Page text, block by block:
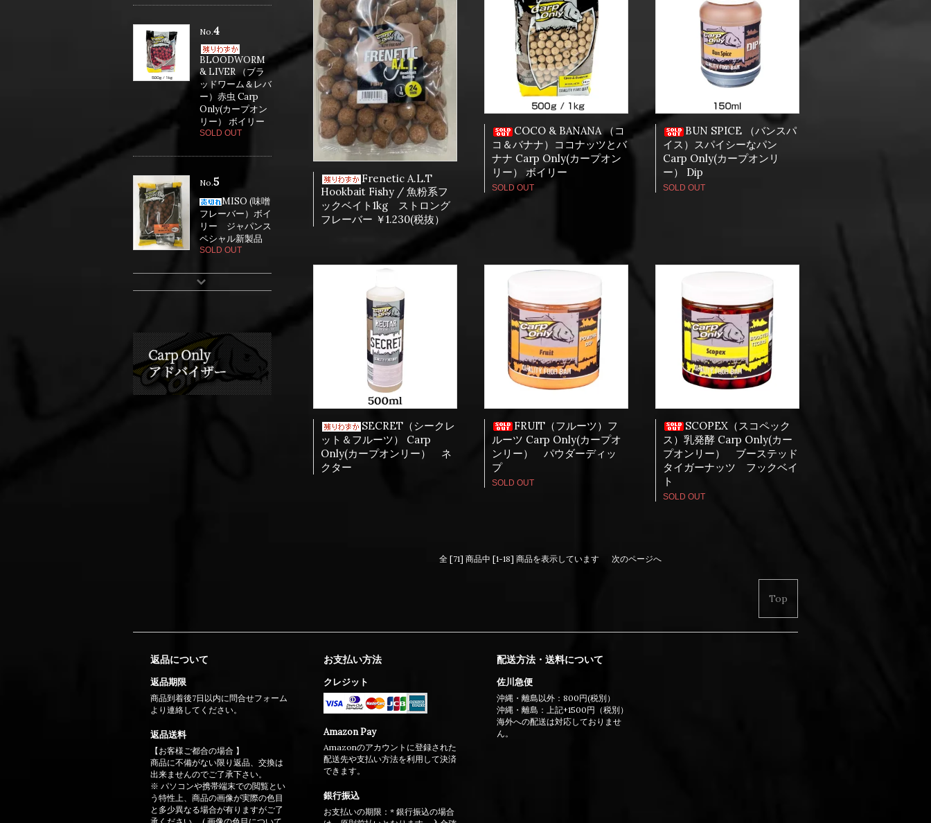
Frenetic A.L.T
Hookbait Fishy / 魚粉系フ
ックベイト1kg ストロング
フレーバー ￥1.230(税抜）
COCO & BANANA （コ
コ＆バナナ）ココナッツとバ
ナナ Carp Only(カープオン
リー） ボイリー
SOLD OUT
BUN SPICE （バンスパ
イス）スパイシーなパン
Carp Only(カープオンリ
ー） Dip
SOLD OUT
SECRET（シークレ
ット＆フルーツ） Carp
Only(カープオンリー） ネ
クター
FRUIT（フルーツ）フ
ルーツ Carp Only(カープオ
ンリー） パウダーディッ
プ
SOLD OUT
SCOPEX（スコペック
ス）乳発酵 Carp Only(カー
プオンリー） ブーステッド
タイガーナッツ フックベイ
ト
SOLD OUT
全 [71] 商品中 [1-18] 商品を表示しています 次のページへ
No.4
BLOODWORM
& LIVER （ブラ
ッドワーム＆レバ
ー）赤虫 Carp
Only(カープオン
リー） ボイリー
SOLD OUT
No.5
MISO (味噌
フレーバー）ボイ
リー ジャパンス
ペシャル新製品
SOLD OUT
Top
返品について
返品期限
商品到着後7日以内に問合せフォーム
より連絡してください。
返品送料
【お客様ご都合の場合 】
商品に不備がない限り返品、交換は
出来ませんのでご了承下さい。
※ パソコンや携帯端末での閲覧とい
う特性上、商品の画像が実際の色目
と多少異なる場合が有りますがご了
お支払い方法
クレジット
Amazon Pay
Amazonのアカウントに登録された
配送先や支払い方法を利用して決済
できます。
銀行振込
お支払いの期限：* 銀行振込の場合
配送方法・送料について
佐川急便
沖縄・離島以外：800円(税別）
沖縄・離島：上記+1500円（税別）
海外への配送は対応しておりませ
ん。